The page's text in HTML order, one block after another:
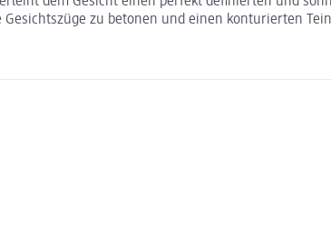
zu betonen und einen konturierten